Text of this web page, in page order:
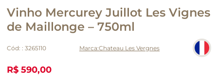
Vinho Mercurey Juillot Les Vignes
de Maillonge – 750ml
Cód: : 3265110 Chateau Les Vergnes
R$ 590,00